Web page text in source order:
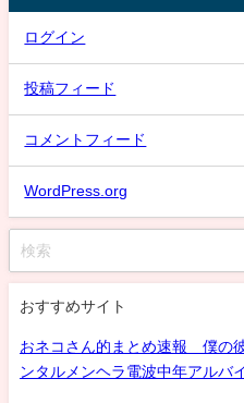
ログイン
投稿フィード
コメントフィード
WordPress.org
おすすめサイト
おネコさん的まとめ速報 僕の
ンタルメンヘラ電波中年アルバ